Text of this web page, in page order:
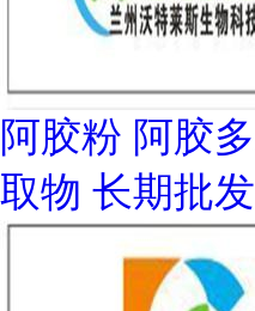
阿胶粉 阿胶
取物 长期批发